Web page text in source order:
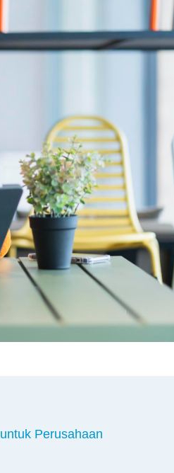
Perusahaan